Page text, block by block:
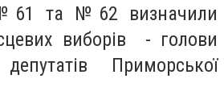
та №62 визначили
виборів - голови
Приморської